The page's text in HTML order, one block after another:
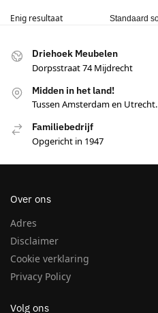
Enig resultaat
Driehoek Meubelen
Dorpsstraat 74 Mijdrecht
Midden in het land!
Tussen Amsterdam en Utrecht.
Familiebedrijf
Opgericht in 1947
Over ons
Adres
Disclaimer
Cookie verklaring
Privacy Policy
Volg ons